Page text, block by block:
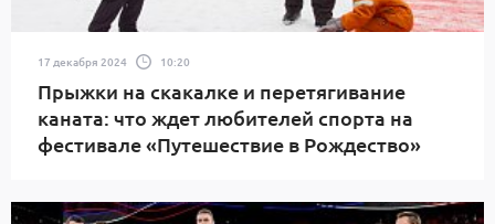
17 декабря 2024 10:20
Прыжки на скакалке и перетягивание
каната: что ждет любителей спорта на
фестивале «Путешествие в Рождество»